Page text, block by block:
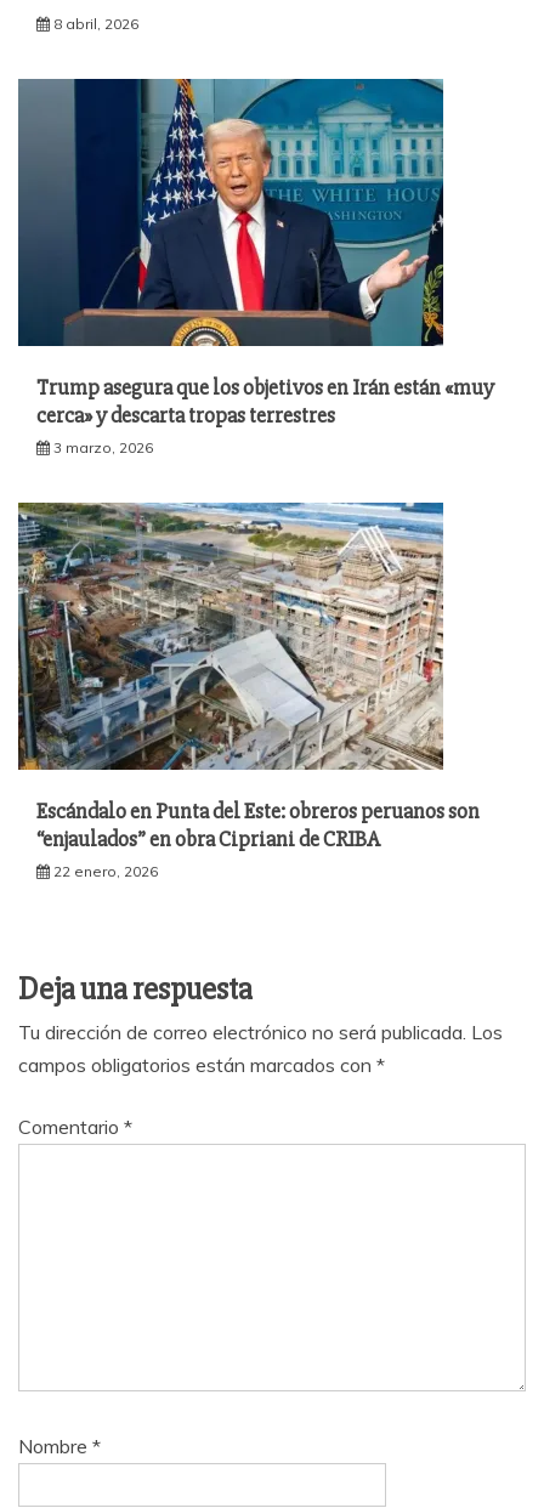
8 abril, 2026
Trump asegura que los objetivos en Irán están «muy
cerca» y descarta tropas terrestres
3 marzo, 2026
Escándalo en Punta del Este: obreros peruanos son
“enjaulados” en obra Cipriani de CRIBA
22 enero, 2026
Deja una respuesta
Tu dirección de correo electrónico no será publicada. Los
campos obligatorios están marcados con *
Comentario *
Nombre *